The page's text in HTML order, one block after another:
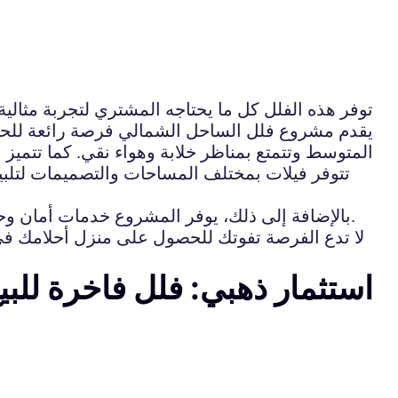
توفر هذه الفلل كل ما يحتاجه المشتري لتجربة
يقدم مشروع فلل الساحل الشمالي فرصة رائعة
المتوسط وتتمتع بمناظر خلابة وهواء نقي. كما
تتوفر فيلات بمختلف المساحات والتصميمات
بالإضافة إلى ذلك، يوفر المشروع خدمات أمان وحراسة على مدار الساعة لضمان سلامة جميع السكان. كما تتوفر خيارات تمويل ملائمة لتسهيل عملية الشراء.
لا تدع الفرصة تفوتك للحصول على منزل
استثمار ذهبي: فلل فاخرة